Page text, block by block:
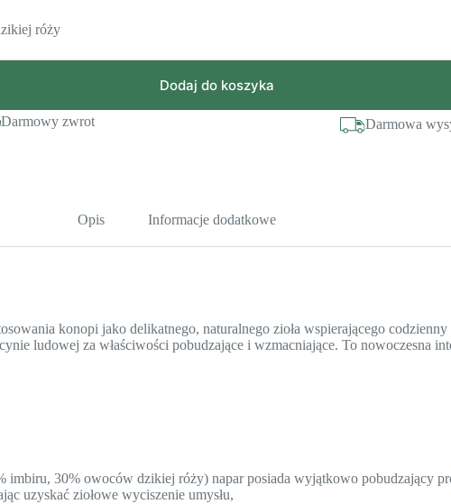
róży
Dodaj do koszyka
Darmowy zwrot Darmowa
Opis Informacje dodatkowe
konopi jako delikatnego, naturalnego zioła wspierającego
ludowej za właściwości pobudzające i wzmacniające. To nowoczesna
imbiru, 30% owoców dzikiej róży) napar posiada wyjątkowo pobudzający
uzyskać ziołowe wyciszenie umysłu,